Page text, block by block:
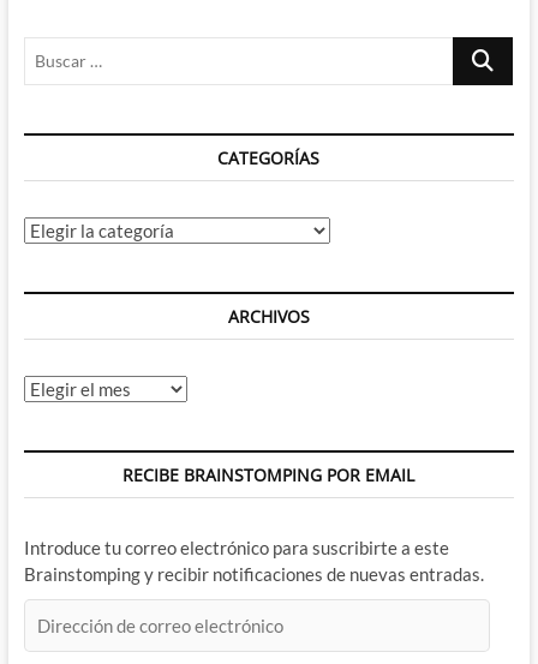
Marvel
Buscar
CATEGORÍAS
Categorías
ARCHIVOS
Archivos
RECIBE BRAINSTOMPING POR EMAIL
Introduce tu correo electrónico para suscribirte a este
Brainstomping y recibir notificaciones de nuevas entradas.
de